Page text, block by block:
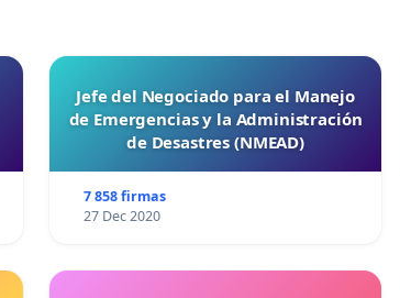
Jefe del Negociado para el Manejo
de Emergencias y la Administración
de Desastres (NMEAD)
7 858 firmas
27 Dec 2020